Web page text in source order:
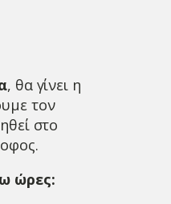
, θα γίνει η
τον
στο
ώρες: